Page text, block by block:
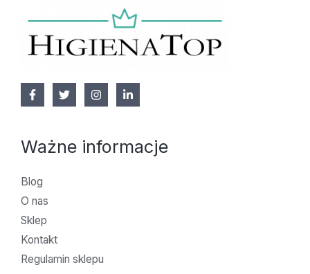
Ważne informacje
Blog
O nas
Sklep
Kontakt
Regulamin sklepu